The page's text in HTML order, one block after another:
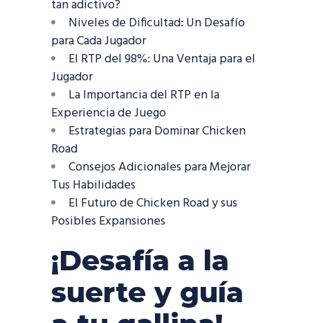
tan adictivo?
Niveles de Dificultad: Un Desafío
para Cada Jugador
El RTP del 98%: Una Ventaja para el
Jugador
La Importancia del RTP en la
Experiencia de Juego
Estrategias para Dominar Chicken
Road
Consejos Adicionales para Mejorar
Tus Habilidades
El Futuro de Chicken Road y sus
Posibles Expansiones
¡Desafía a la
suerte y guía